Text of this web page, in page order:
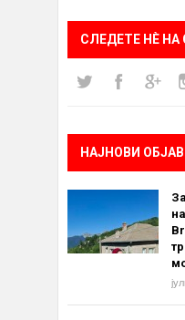
СЛЕДЕТЕ НÈ
НАЈНОВИ